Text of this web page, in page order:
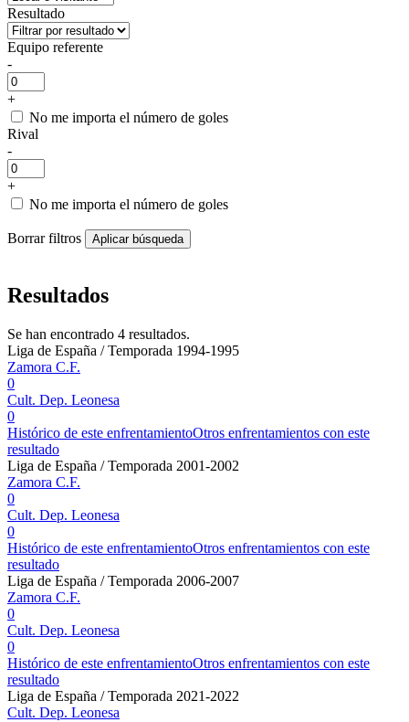
Resultado
Equipo referente
-
+
No me importa el número de goles
Rival
-
+
No me importa el número de goles
Borrar filtros
Resultados
Se han encontrado 4 resultados.
Liga de España / Temporada 1994-1995
Zamora C.F.
0
Cult. Dep. Leonesa
0
Histórico de este enfrentamientoOtros enfrentamientos con este
resultado
Liga de España / Temporada 2001-2002
Zamora C.F.
0
Cult. Dep. Leonesa
0
Histórico de este enfrentamientoOtros enfrentamientos con este
resultado
Liga de España / Temporada 2006-2007
Zamora C.F.
0
Cult. Dep. Leonesa
0
Histórico de este enfrentamientoOtros enfrentamientos con este
resultado
Liga de España / Temporada 2021-2022
Cult. Dep. Leonesa